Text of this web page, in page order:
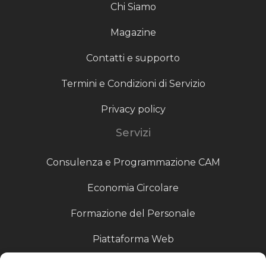
Chi Siamo
Magazine
Contatti e supporto
Termini e Condizioni di Servizio
Privacy policy
Servizi
Consulenza e Programmazione CAM
Economia Circolare
Formazione del Personale
Piattaforma Web